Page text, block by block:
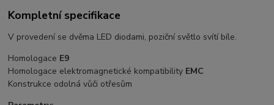
Kompletní specifikace
V provedení se dvěma LED diodami, poziční světlo svítí bíle.
Homologace E9
Homologace elektromagnetické kompatibility EMC
Konstrukce odolná vůči otřesům